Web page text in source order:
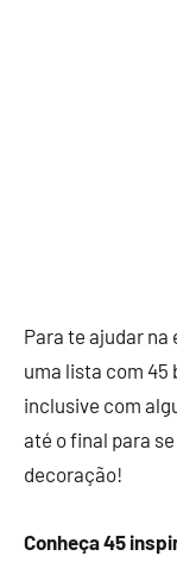
Para te ajudar
uma lista com 45
inclusive com
até o final para
decoração!
Conheça 45